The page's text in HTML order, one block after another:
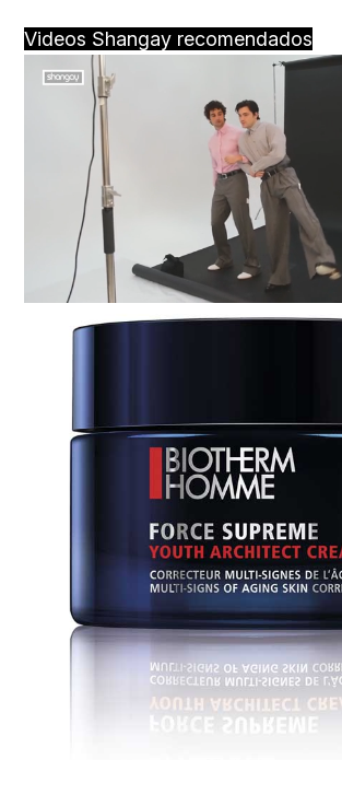
Videos Shangay recomendados
Unmute
91.74%